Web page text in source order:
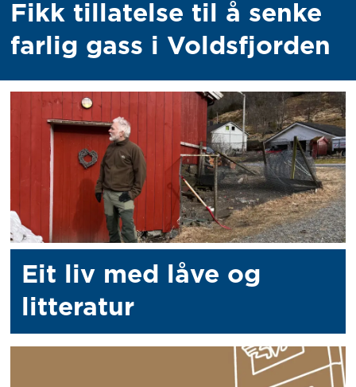
Fikk tillatelse til å senke
farlig gass i Voldsfjorden
Eit liv med låve og
litteratur